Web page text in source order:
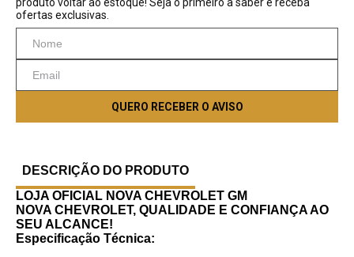
DESCRIÇÃO DO PRODUTO
LOJA OFICIAL NOVA CHEVROLET GM
NOVA CHEVROLET, QUALIDADE E CONFIANÇA AO
SEU ALCANCE!
Especificação Técnica: